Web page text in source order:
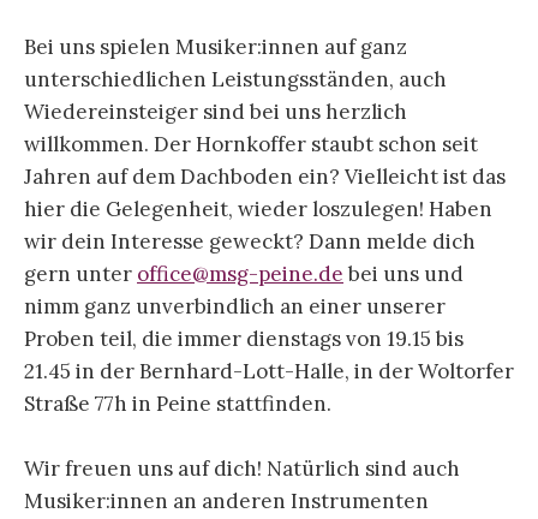
Bei uns spielen Musiker:innen auf ganz
unterschiedlichen Leistungsständen, auch
Wiedereinsteiger sind bei uns herzlich
willkommen. Der Hornkoffer staubt schon seit
Jahren auf dem Dachboden ein? Vielleicht ist das
hier die Gelegenheit, wieder loszulegen! Haben
wir dein Interesse geweckt? Dann melde dich
gern unter office@msg-peine.de bei uns und
nimm ganz unverbindlich an einer unserer
Proben teil, die immer dienstags von 19.15 bis
21.45 in der Bernhard-Lott-Halle, in der Woltorfer
Straße 77h in Peine stattfinden.
Wir freuen uns auf dich! Natürlich sind auch
Musiker:innen an anderen Instrumenten